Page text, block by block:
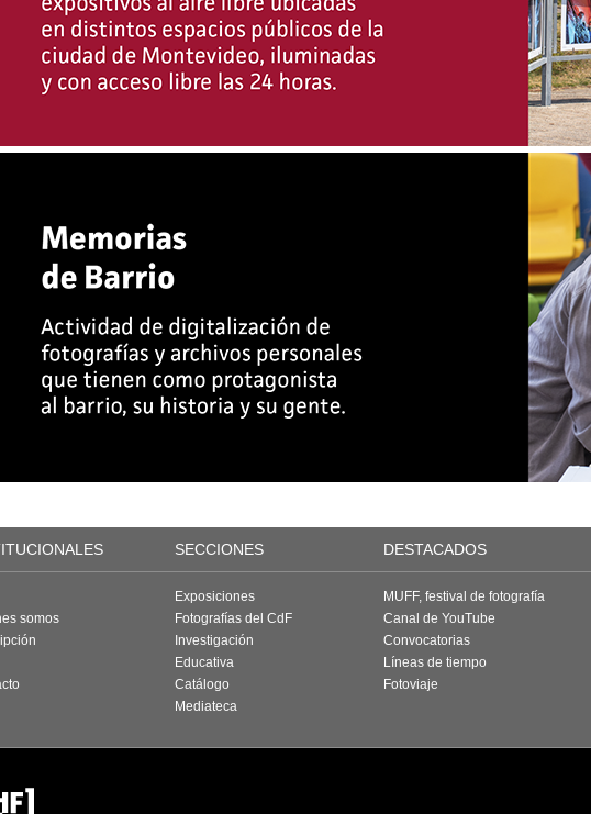
SECCIONES DESTACADOS
somos
Exposiciones
Fotografías del CdF
Investigación
Educativa
Catálogo
Mediateca
MUFF, festival de fotografía
Canal de YouTube
Convocatorias
Líneas de tiempo
Fotoviaje